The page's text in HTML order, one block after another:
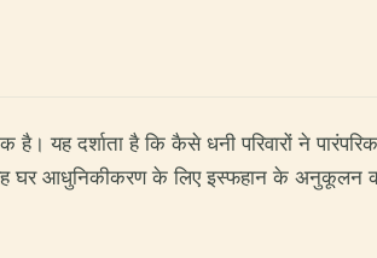
यह दर्शाता है कि कैसे धनी परिवारों ने
घर आधुनिकीकरण के लिए इस्फहान के अनुकूलन